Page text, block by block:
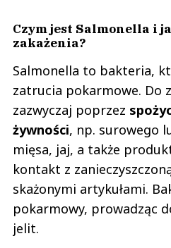
Czym jest Salmonella i
zakażenia?
Salmonella to bakteria,
zatrucia pokarmowe. Do
zazwyczaj poprzez
żywności, np. surowego
mięsa, jaj, a także
kontakt z
skażonymi artykułami.
pokarmowy, prowadząc
jelit.